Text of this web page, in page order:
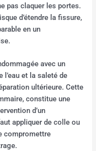
pas claquer les portes.
d’étendre la fissure,
en un
avec un
l’eau et la saleté de
ultérieure. Cette
constitue une
d’un
appliquer de colle ou
compromettre